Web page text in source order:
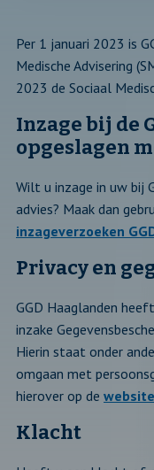
Per 1 januari 2023 is
Medische Advisering
2023 de Sociaal
Inzage bij de
opgeslagen
Wilt u inzage in uw bij
advies? Maak dan
inzageverzoeken
Privacy en
GGD Haaglanden
inzake
Hierin staat onder
omgaan met
hierover op de
Klacht